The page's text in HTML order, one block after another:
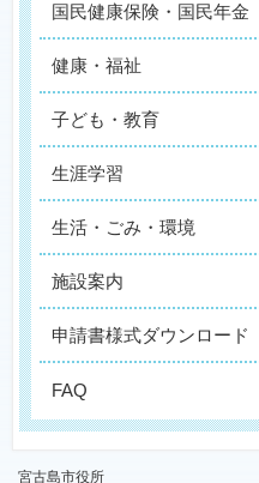
国民健康保険・国民年金
健康・福祉
子ども・教育
生涯学習
生活・ごみ・環境
施設案内
申請書様式ダウンロード
FAQ
宮古島市役所